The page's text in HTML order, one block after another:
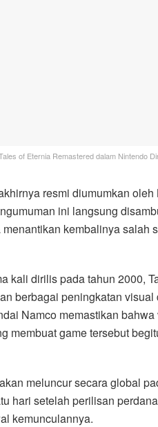
of Eternia Remastered dalam Nintendo
resmi diumumkan
ini langsung
kembalinya salah
kali dirilis pada tahun 2000,
berbagai peningkatan visual
Namco memastikan bahwa
membuat game tersebut
meluncur secara global
hari setelah perilisan
kemunculannya.